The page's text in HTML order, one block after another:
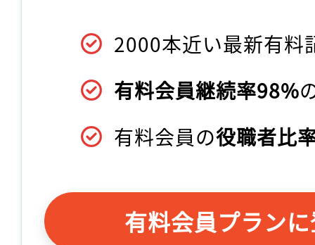
2000本近い最新有料
有料会員継続率98%
有料会員の役職者比
有料会員プラン